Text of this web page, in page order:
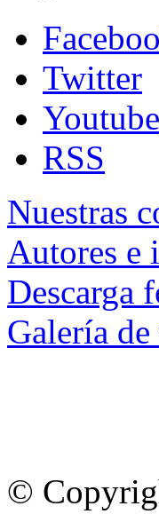
Twitter
Youtube
RSS
Nuestras
Autores e
Descarga
Galería
©